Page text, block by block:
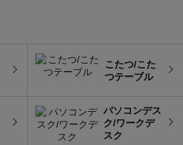
こたつ/こた
つテーブル
パソコンデス
ク/ワークデ
スク